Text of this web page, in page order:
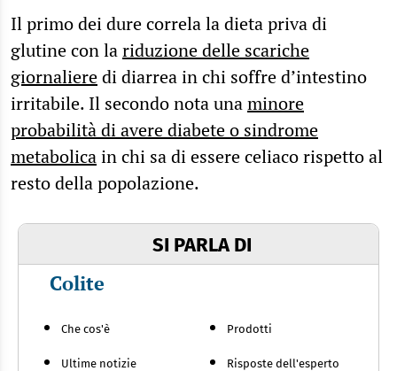
Il primo dei dure correla la dieta priva di
glutine con lariduzione delle scariche
giornalieredi diarrea in chi soffre d’intestino
irritabile. Il secondo nota unaminore
probabilità di avere diabete o sindrome
metabolicain chi sa di essere celiaco rispetto al
resto della popolazione.
SI PARLA DI
Colite
Che cos'è
Ultime notizie
Prodotti
Risposte dell'esperto